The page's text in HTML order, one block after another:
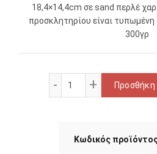
18,4×14,4cm σε sand περλέ
προσκλητηρίου είναι τυπωμένη
300γρ
Προσκλητήριο
Προσθήκη
Κωδικός